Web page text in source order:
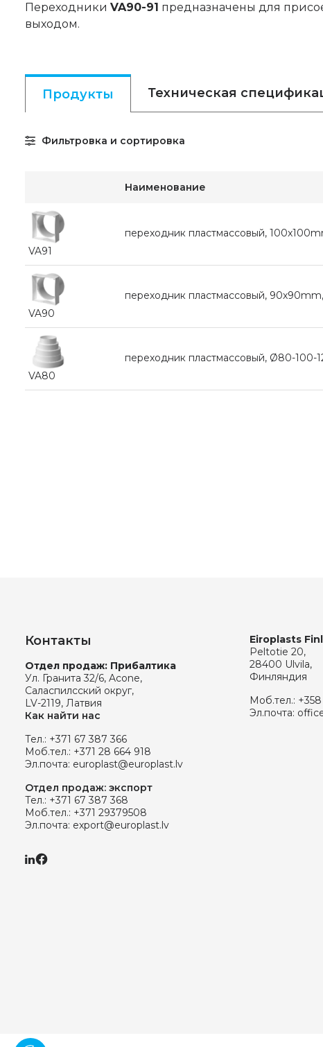
Переходники VA90-91 предназначены для
выходом.
Продукты Техническая
Фильтровка и сортировка
Наименование
VA91
переходник пластмассовый,
VA90
переходник пластмассовый,
VA80
переходник пластмассовый, Ø80-100-
Контакты
Отдел продаж: Прибалтика
Ул. Гранита 32/6, Acone,
Саласпилсский округ,
LV-2119, Латвия
Как найти нас
Тел.: +371 67 387 366
Моб.тел.: +371 28 664 918
Эл.почта: europlast@europlast.lv
Отдел продаж: экспорт
Тел.: +371 67 387 368
Моб.тел.: +371 29379508
Эл.почта: export@europlast.lv
Eiroplasts
Peltotie 20,
28400 Ulvila,
Финляндия
Моб.тел.:
Эл.почта: